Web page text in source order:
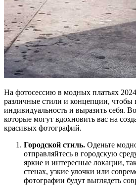
На фотосессию в модных платьях
различные стили и концепции, чтобы
индивидуальность и выразить себя.
которые могут вдохновить вас на
красивых фотографий.
Городской стиль. Оденьте
отправляйтесь в городскую
яркие и интересные локации,
стенах, узкие улочки или
фотографии будут выглядеть